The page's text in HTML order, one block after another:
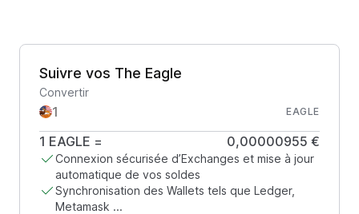
Suivre vos The Eagle
Convertir
EAGLE
1 EAGLE = 0,00000955 €
Connexion sécurisée d’Exchanges et mise à jour
automatique de vos soldes
Synchronisation des Wallets tels que Ledger,
Metamask ...